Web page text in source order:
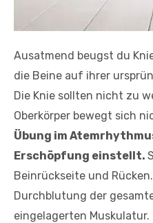
Ausatmend beugst du
die Beine auf ihrer
Die Knie sollten nicht zu
Oberkörper bewegt sich
Übung im
Erschöpfung einstellt.
Beinrückseite und
Durchblutung der
eingelagerten Muskulatur.